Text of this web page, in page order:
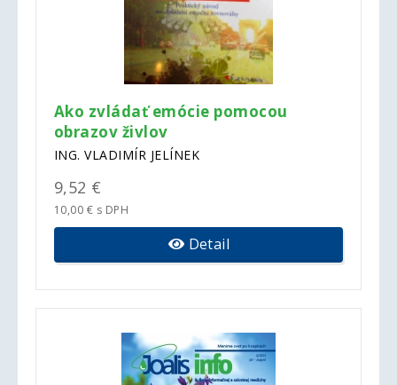
Ako zvládať emócie pomocou
obrazov živlov
ING. VLADIMÍR JELÍNEK
9,52 €
10,00 € s DPH
Detail